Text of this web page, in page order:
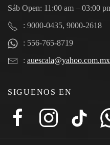
Sáb Open: 11:00 am – 03:00
: 9000-0435, 9000-2618
: 556-765-8719
: auescala@yahoo.com.mx
SIGUENOS EN